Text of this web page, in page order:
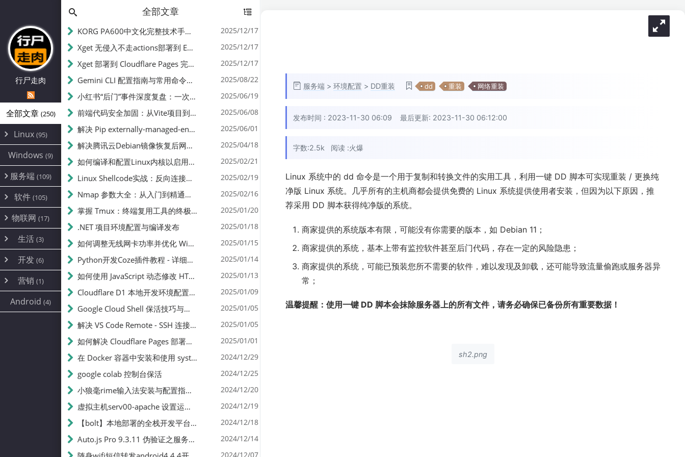
行尸走肉
全部文章 (250)
Linux (95)
Alpine
CentOS(17)
Debian(24)
ProxmoxVE
Ubuntu(7)
Windows (9)
服务端 (109)
环境配置
DD重装(3)
加速优化(34)
面板(12)
容器
游戏 (7)
饥荒(7)
云服务商(4)
WEB源码(6)
建站(5)
软件 (105)
安全(12)
办公(4)
图片 (2)
文件
系统 (35)
AI(10)
物联网 (17)
路由器
随身wifi(1)
mobile(14)
刷机
magisk
生活 (3)
线报
sim卡(1)
开发 (6)
编译
JavaScript(2)
python(2)
营销 (1)
公关(1)
SEO(1)
Android (4)
全部文章
KORG PA600中文化完整技术手册 - 从逆向到实现的全流程指南 2025/12/17
Xget 无侵入不走actions部署到 EdgeOne Pages 指南 2025/12/17
Xget 部署到 Cloudflare Pages 完整指南 - 无需修改源码的构建配置 2025/12/17
Gemini CLI 配置指南与常用命令中文翻译 | API Key、MCP、代理设置 2025/08/22
小红书“后门”事件深度复盘：一次沉默危机下的品牌、技术与流程三重考验 2025/06/19
前端代码安全加固：从Vite项目到纯静态页面的深度混淆技术备忘 2025/06/08
解决 Pip externally-managed-environment 错误：临时与永久绕过方案 2025/06/01
解决腾讯云Debian镜像恢复后网络不通问题 2025/04/18
如何编译和配置Linux内核以启用BBR2 | 内核编译教程 2025/02/21
Linux Shellcode实战：反向连接、持久化、免杀技术详解（MSF,Cobalt Strike）- 从原理到C加载器实现 2025/02/19
Nmap 参数大全：从入门到精通，掌握网络扫描的核心技巧 2025/02/16
掌握 Tmux：终端复用工具的终极指南 2025/01/20
.NET 项目环境配置与编译发布 2025/01/18
如何调整无线网卡功率并优化 Wifite 的功率设置 2025/01/15
Python开发Coze插件教程 - 详细步骤与注意事项 2025/01/14
如何使用 JavaScript 动态修改 HTML 中的权限文本 | 前端开发教程 2025/01/13
Cloudflare D1 本地开发环境配置指南 | CF Pages Local Development Guide 2025/01/09
Google Cloud Shell 保活技巧与配额时间查看方法 2025/01/05
解决 VS Code Remote - SSH 连接失败问题：从权限问题到成功启动 2025/01/05
如何解决 Cloudflare Pages 部署中的 API Token 权限问题 2025/01/01
在 Docker 容器中安装和使用 systemctl 的完整指南 2024/12/29
google colab 控制台保活 2024/12/25
小狼毫rime输入法安装与配置指南：从基础到高级自定义 2024/12/20
虚拟主机serv00-apache 设置运行目录 2024/12/19
【bolt】本地部署的全栈开发平台，支持本地及众多API，本地一键生成应用，部署教程 2024/12/18
Auto.js Pro 9.3.11 伪验证之服务器接口 Nginx 版 2024/12/14
2024/12/07
<
>
服务端 > 环境配置 > DD重装 dd 重装 网络重装
发布时间 : 2023-11-30 06:09 最后更新: 2023-11-30 06:12:00
字数:2.5k 阅读 :火爆
Linux 系统中的 dd 命令是一个用于复制和转换文件的实用工具，利用一键 DD 脚本可实现重装 / 更换纯
净版 Linux 系统。几乎所有的主机商都会提供免费的 Linux 系统提供使用者安装，但因为以下原因，推
荐采用 DD 脚本获得纯净版的系统。
商家提供的系统版本有限，可能没有你需要的版本，如 Debian 11；
商家提供的系统，基本上带有监控软件甚至后门代码，存在一定的风险隐患；
商家提供的系统，可能已预装您所不需要的软件，难以发现及卸载，还可能导致流量偷跑或服务器异
常；
温馨提醒：使用一键 DD 脚本会抹除服务器上的所有文件，请务必确保已备份所有重要数据！
sh2.png